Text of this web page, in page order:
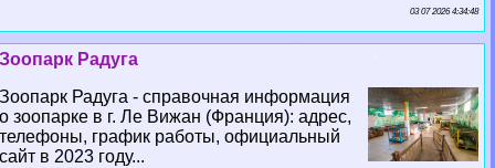
03 07 2026 4:34:48
Зоопарк Радуга
Зоопарк Радуга - справочная информация
о зоопарке в г. Ле Вижан (Франция): адрес,
телефоны, график работы, официальный
сайт в 2023 году...